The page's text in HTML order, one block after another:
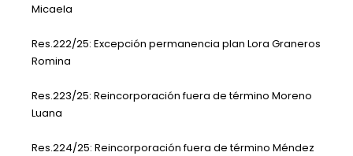
Micaela
Res.222/25: Excepción permanencia plan Lora Graneros
Romina
Res.223/25: Reincorporación fuera de término Moreno
Luana
Res.224/25: Reincorporación fuera de término Méndez